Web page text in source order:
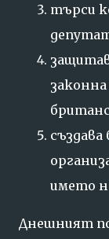
търси
създава
името
Днешният